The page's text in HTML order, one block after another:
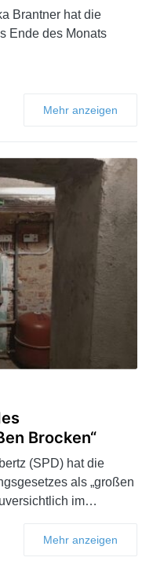
Brantner hat die
Ende des Monats
Mehr anzeigen
Brocken“
(SPD) hat die
als „großen
im…
Mehr anzeigen